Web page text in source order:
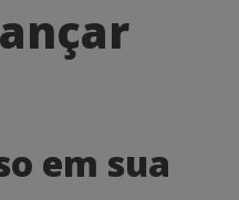
em sua